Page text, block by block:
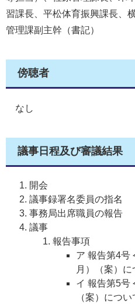
習課長、平松体育振興課長、
管理課副主幹（書記）
傍聴者
なし
議事日程及び審議結果
開会
議事録署名委員の指名
事務局出席職員の報告
議事
報告事項
ア 報告第4号
月）（案）に
イ 報告第5号
（案）につい